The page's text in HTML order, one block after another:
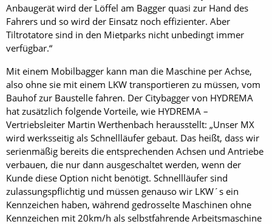
Anbaugerät wird der Löffel am Bagger quasi zur Hand des
Fahrers und so wird der Einsatz noch effizienter. Aber
Tiltrotatore sind in den Mietparks nicht unbedingt immer
verfügbar.“
Mit einem Mobilbagger kann man die Maschine per Achse,
also ohne sie mit einem LKW transportieren zu müssen, vom
Bauhof zur Baustelle fahren. Der Citybagger von HYDREMA
hat zusätzlich folgende Vorteile, wie HYDREMA –
Vertriebsleiter Martin Werthenbach herausstellt: „Unser MX
wird werksseitig als Schnellläufer gebaut. Das heißt, dass wir
serienmäßig bereits die entsprechenden Achsen und Antriebe
verbauen, die nur dann ausgeschaltet werden, wenn der
Kunde diese Option nicht benötigt. Schnellläufer sind
zulassungspflichtig und müssen genauso wir LKW´s ein
Kennzeichen haben, während gedrosselte Maschinen ohne
Kennzeichen mit 20km/h als selbstfahrende Arbeitsmaschine